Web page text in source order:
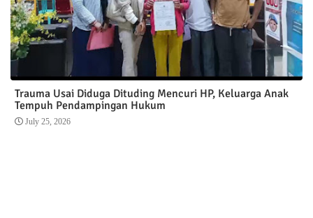
Trauma Usai Diduga Dituding Mencuri HP, Keluarga Anak
Tempuh Pendampingan Hukum
July 25, 2026